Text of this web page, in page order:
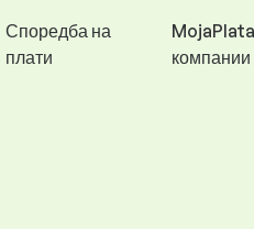
Споредба на
плати
компании